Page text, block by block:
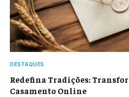
DESTAQUES
Redefina Tradições:
Casamento Online